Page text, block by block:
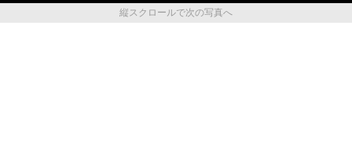
縦スクロールで次の写真へ